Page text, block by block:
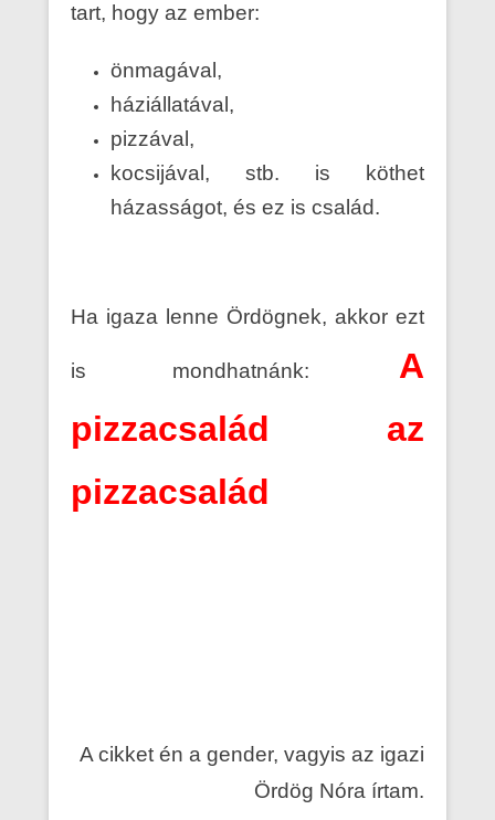
tart, hogy az ember:
önmagával,
háziállatával,
pizzával,
kocsijával, stb. is köthet
házasságot, és ez is család.
Ha igaza lenne Ördögnek, akkor ezt
is mondhatnánk:
A
pizzacsalád az
pizzacsalád
A cikket én a gender, vagyis az igazi
Ördög Nóra írtam.